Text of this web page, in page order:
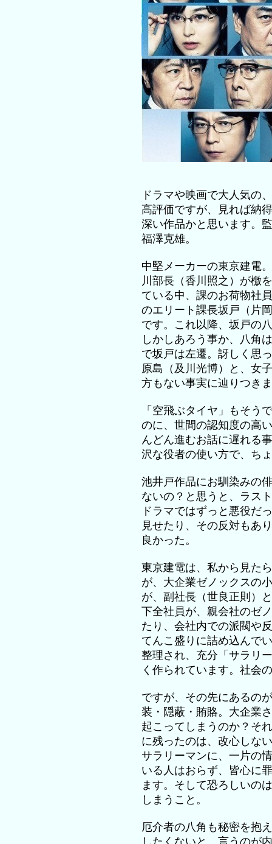
ドラマや映画で大人気の
高評価ですが、見れば納
深い作品かと思います。
福澤克雄。
中堅メーカーの東京建電
川部長（香川照之）が檄
ている中、課のお荷物社
のエリート課長坂戸（片
です。これ以降、坂戸の
しかしあろう事か、八角
で坂戸は左遷。訝しく思
原島（及川光博）と、女
方もない事実に辿りつき
「空飛ぶタイヤ」もそう
のに、世間の認知度の高
んどん進むお話に遅れる
沢な役者の使い方で、ち
池井戸作品にお馴染みの
ないの？と思うと、ラス
ドラマではずっと悪役だ
見せたり、その反対もあ
良かった。
東京建電は、私から見た
が、大企業ゼノックスの
が、副社長（世良正則）
下全社員が、親会社のゼ
たり、会社内での派閥や
てんこ盛りに詰め込んで
整理され、充分「サラリ
く作られています。社会
ですが、その先にあるの
装・隠蔽・賄賂。大企業
起こってしまうのか？そ
に残ったのは、改心しな
サラリーマンに、一片の
いる人はおらず、皆心に
ます。そして恐ろしいの
しまうこと。
厄介者の八角も秘密を抱
したくないと、言うのが